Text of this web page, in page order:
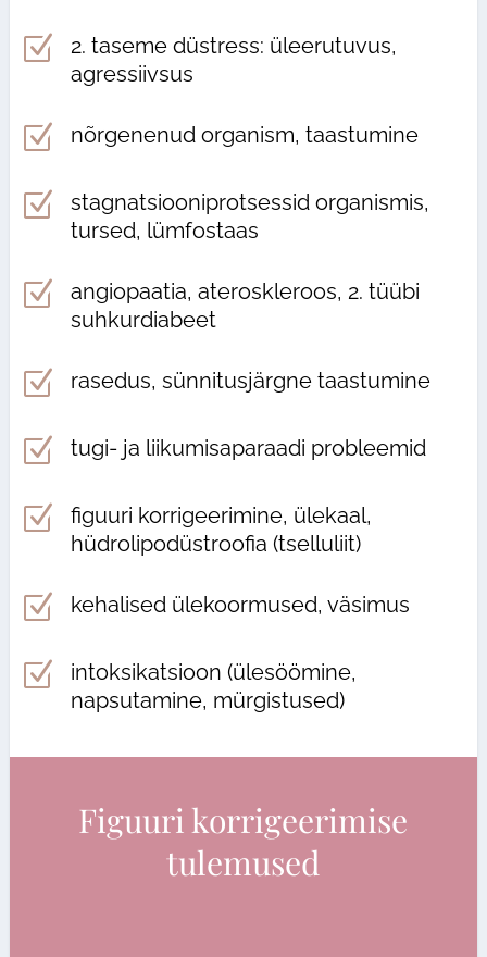
Z
2. taseme düstress: üleerutuvus,
agressiivsus
Z nõrgenenud organism, taastumine
Z
stagnatsiooniprotsessid organismis,
tursed, lümfostaas
Z
angiopaatia, ateroskleroos, 2. tüübi
suhkurdiabeet
Z rasedus, sünnitusjärgne taastumine
Z tugi- ja liikumisaparaadi probleemid
Z
figuuri korrigeerimine, ülekaal,
hüdrolipodüstroofia (tselluliit)
Z kehalised ülekoormused, väsimus
Z
intoksikatsioon (ülesöömine,
napsutamine, mürgistused)
Figuuri korrigeerimise
tulemused